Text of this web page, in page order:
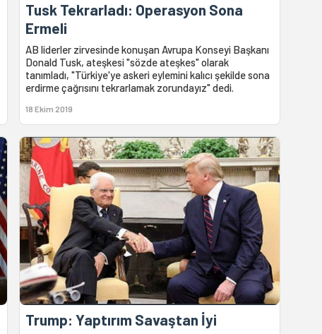
Tusk Tekrarladı: Operasyon Sona
Ermeli
AB liderler zirvesinde konuşan Avrupa Konseyi Başkanı
Donald Tusk, ateşkesi "sözde ateşkes" olarak
tanımladı, "Türkiye'ye askeri eylemini kalıcı şekilde sona
erdirme çağrısını tekrarlamak zorundayız" dedi.
18 Ekim 2019
Trump: Yaptırım Savaştan İyi